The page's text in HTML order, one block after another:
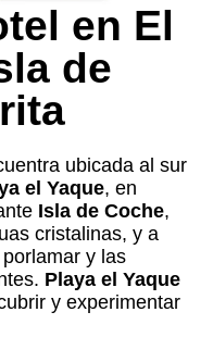
en El
de
ubicada al sur
el Yaque, en
Isla de Coche,
cristalinas, y a
y las
Playa el Yaque
y experimentar